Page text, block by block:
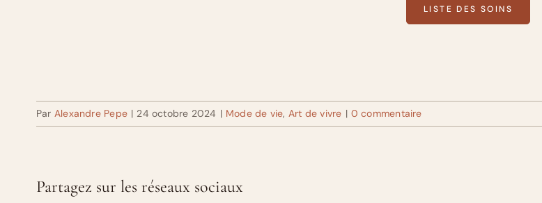
LISTE DES SOINS
Par Alexandre Pepe | 24 octobre 2024 | Mode de vie, Art de vivre | 0 commentaire
Partagez sur les réseaux sociaux